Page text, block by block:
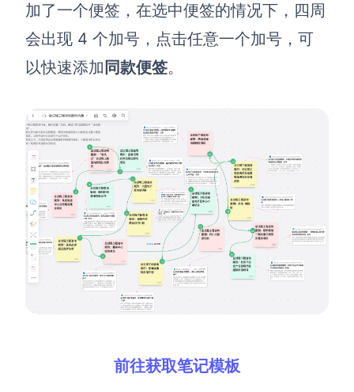
加了一个便签，在选中便签的情况下，四周
会出现 4 个加号，点击任意一个加号，可
以快速添加 同款便签。
前往获取笔记模板